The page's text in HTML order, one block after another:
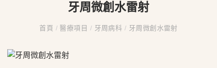
牙周微創水雷射
首頁 /醫療項目 / 牙周病科 / 牙周微創水雷射